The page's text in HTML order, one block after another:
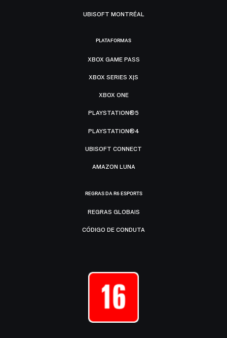
UBISOFT MONTRÉAL
PLATAFORMAS
XBOX GAME PASS
XBOX SERIES X|S
XBOX ONE
PLAYSTATION®5
PLAYSTATION®4
UBISOFT CONNECT
AMAZON LUNA
REGRAS DA R6 ESPORTS
REGRAS GLOBAIS
CÓDIGO DE CONDUTA